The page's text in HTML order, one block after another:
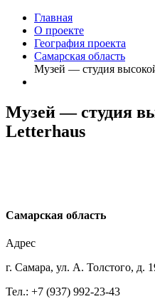
Главная
О проекте
География проекта
Самарская область
Музей — студия
Музей — студия
Letterhaus
Самарская область
Адрес
г. Самара, ул. А. Толстого, д.
Тел.: +7 (937) 992-23-43